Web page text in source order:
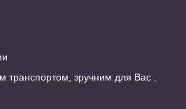
транспортом, зручним для Вас .